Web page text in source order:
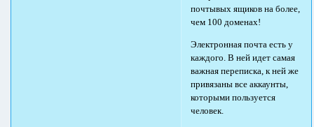
почтывых ящиков на более,
чем 100 доменах!
Электронная почта есть у
каждого. В ней идет самая
важная переписка, к ней же
привязаны все аккаунты,
которыми пользуется
человек.